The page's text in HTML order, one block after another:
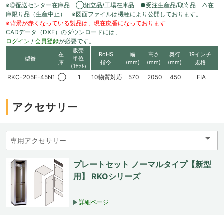
※◎配送センター在庫品 ◯組立品/工場在庫品 ●受注生産品/取寄品 △在
庫限り品（生産中止） ※図面ファイルは機種により公開しております。
※背景が赤くなっている製品は、現在廃番になっております
CADデータ（DXF）のダウンロードには、
ログイン / 会員登録が必要です。
型番
在
庫
販売
単位
(1ｾｯﾄ)
RoHS
指令
幅
(mm)
高さ
(mm)
奥行
(mm)
19インチ
規格
RKC-205E-45N1 ◯ 1 10物質対応 570 2050 450 EIA
アクセサリー
プレートセット ノーマルタイプ【新型
用】 RKOシリーズ
詳細ページ